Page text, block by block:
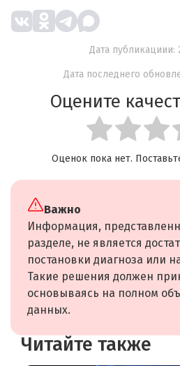
Дата публикациии:
Дата последнего
Оцените
Оценок пока нет.
Важно
Информация,
разделе, не является
постановки диагноза или
Такие решения должен
основываясь на полном
данных.
Читайте также